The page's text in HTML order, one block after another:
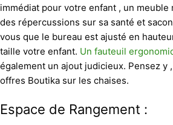
immédiat pour votre enfant , un meuble
des répercussions sur sa santé et
vous que le bureau est ajusté en
taille votre enfant. Un fauteuil
également un ajout judicieux. Pensez y
offres Boutika sur les chaises.
Espace de Rangement :